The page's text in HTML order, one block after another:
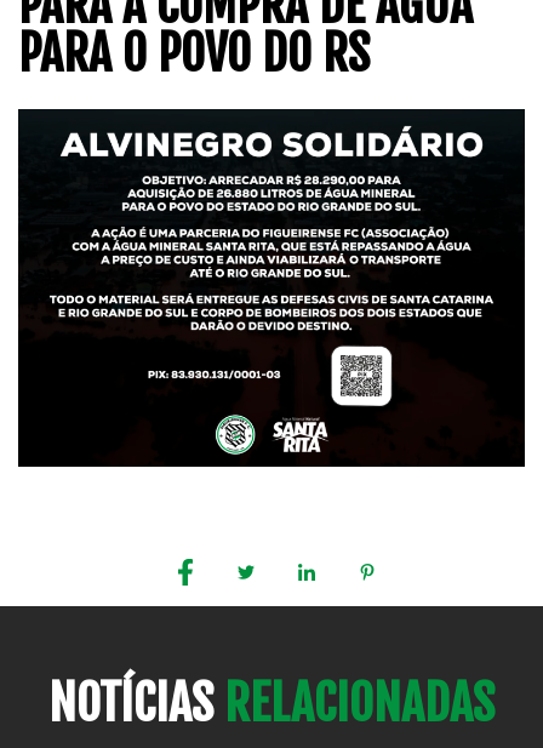
PARA O POVO DO RS
NOTÍCIAS RELACIONADAS